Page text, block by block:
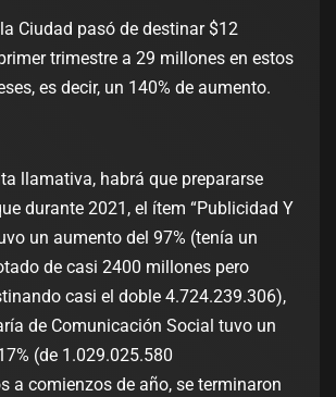
Ciudad pasó de destinar $12
trimestre a 29 millones en estos
es decir, un 140% de aumento.
llamativa, habrá que prepararse
durante 2021, el ítem “Publicidad Y
un aumento del 97% (tenía un
de casi 2400 millones pero
casi el doble 4.724.239.306),
de Comunicación Social tuvo un
(de 1.029.025.580
a comienzos de año, se terminaron